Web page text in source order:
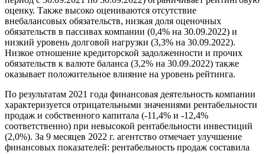
оценку. Также высоко оцениваются отсутствие
внебалансовых обязательств, низкая доля оценочных
обязательств в пассивах компании (0,4% на 30.09.2022) и
низкий уровень долговой нагрузки (3,3% на 30.09.2022).
Низкое отношение кредиторской задолженности и прочих
обязательств к валюте баланса (3,2% на 30.09.2022) также
оказывает положительное влияние на уровень рейтинга.
По результатам 2021 года финансовая деятельность компании
характеризуется отрицательными значениями рентабельности
продаж и собственного капитала (-11,4% и -12,4%
соответственно) при невысокой рентабельности инвестиций
(2,0%). За 9 месяцев 2022 г. агентство отмечает улучшение
финансовых показателей: рентабельность продаж составила